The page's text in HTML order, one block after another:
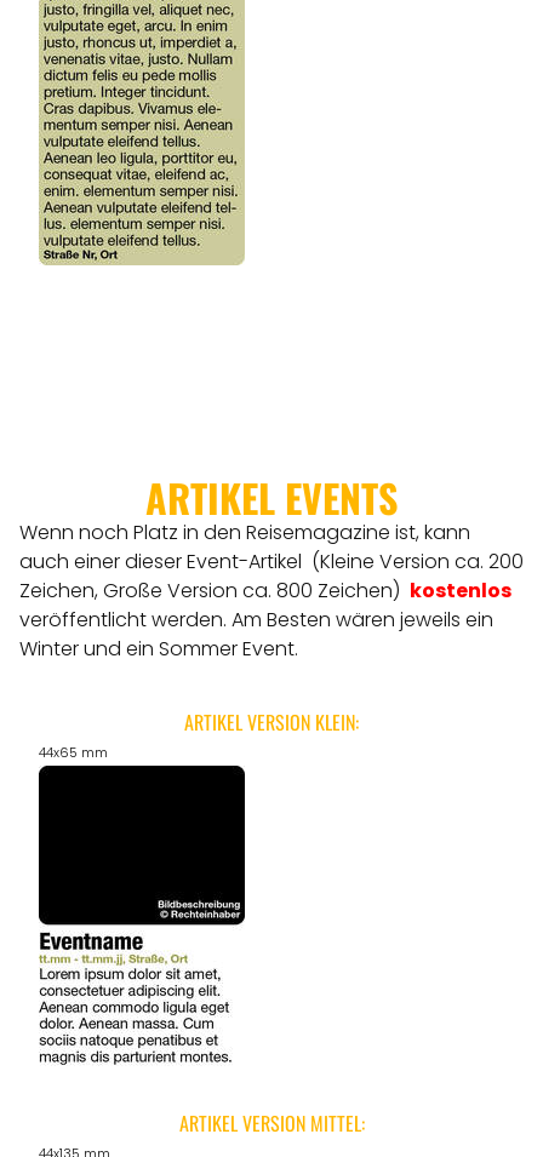
ARTIKEL EVENTS
Wenn noch Platz in den Reisemagazine ist, kann
auch einer dieser Event-Artikel (Kleine Version ca. 200
Zeichen, Große Version ca. 800 Zeichen) kostenlos
veröffentlicht werden. Am Besten wären jeweils ein
Winter und ein Sommer Event.
ARTIKEL VERSION KLEIN:
44x65 mm
ARTIKEL VERSION MITTEL:
44x135 mm